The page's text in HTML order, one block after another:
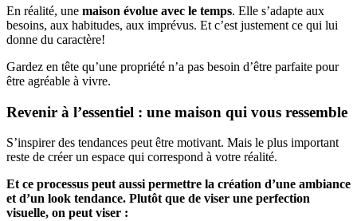
En réalité, une maison évolue avec le temps. Elle s’adapte aux
besoins, aux habitudes, aux imprévus. Et c’est justement ce qui lui
donne du caractère!
Gardez en tête qu’une propriété n’a pas besoin d’être parfaite pour
être agréable à vivre.
Revenir à l’essentiel : une maison qui vous ressemble
S’inspirer des tendances peut être motivant. Mais le plus important
reste de créer un espace qui correspond à votre réalité.
Et ce processus peut aussi permettre la création d’une ambiance
et d’un look tendance. Plutôt que de viser une perfection
visuelle, on peut viser :